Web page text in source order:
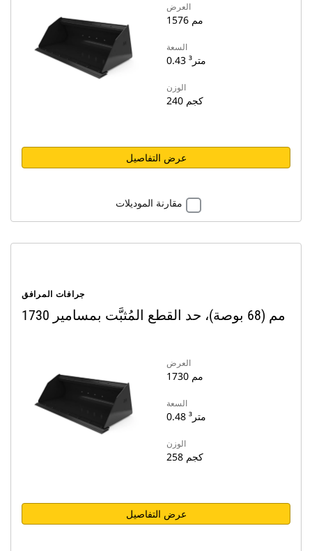
العرض
1576 مم
السعة
0.43 متر³
الوزن
240 كجم
عرض التفاصيل
مقارنة الموديلات
جرافات المرافق
1730 مم (68 بوصة)، حد القطع المُثبَّت بمسامير
العرض
1730 مم
السعة
0.48 متر³
الوزن
258 كجم
عرض التفاصيل